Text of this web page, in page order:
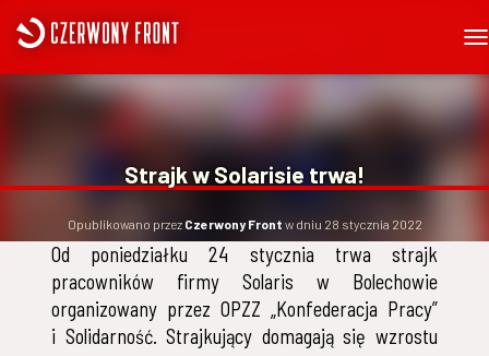
R
A
Strajk w Solarisie trwa!
Opublikowano przez Czerwony Front w dniu 28 stycznia 2022
Od poniedziałku 24 stycznia trwa strajk
pracowników firmy Solaris w Bolechowie
organizowany przez OPZZ „Konfederacja Pracy”
i Solidarność. Strajkujący domagają się wzrostu